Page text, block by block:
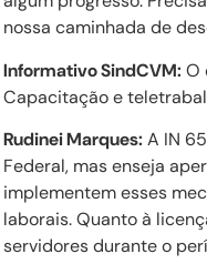
nossa caminhada de
Informativo SindCVM:O
Capacitação e
Rudinei Marques:A IN
Federal, mas enseja
implementem esses
laborais. Quanto à
servidores durante o